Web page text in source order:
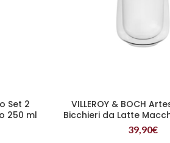
Set 2
250 ml
LEGGI
VILLEROY & BOCH
Bicchieri da Latte
Senza Manico
39,90€